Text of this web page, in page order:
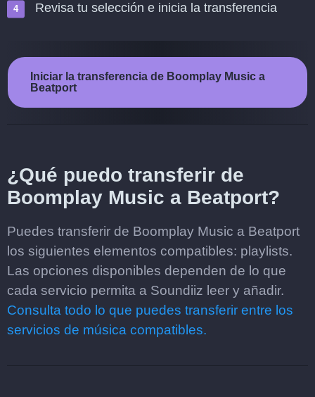
Revisa tu selección e inicia la transferencia
Iniciar la transferencia de Boomplay Music a
Beatport
¿Qué puedo transferir de
Boomplay Music a Beatport?
Puedes transferir de Boomplay Music a Beatport
los siguientes elementos compatibles: playlists.
Las opciones disponibles dependen de lo que
cada servicio permita a Soundiiz leer y añadir.
Consulta todo lo que puedes transferir entre los
servicios de música compatibles.